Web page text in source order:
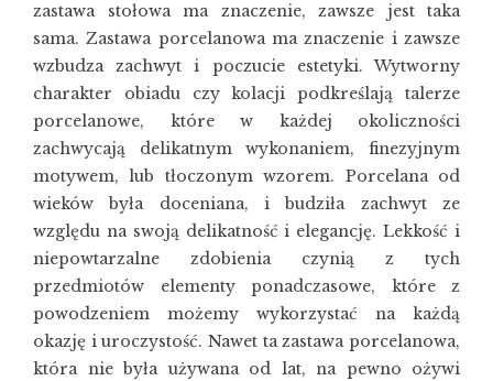
zastawa stołowa ma znaczenie, zawsze jest taka
sama. Zastawa porcelanowa ma znaczenie i zawsze
wzbudza zachwyt i poczucie estetyki. Wytworny
charakter obiadu czy kolacji podkreślają talerze
porcelanowe, które w każdej okoliczności
zachwycają delikatnym wykonaniem, finezyjnym
motywem, lub tłoczonym wzorem. Porcelana od
wieków była doceniana, i budziła zachwyt ze
względu na swoją delikatność i elegancję. Lekkość i
niepowtarzalne zdobienia czynią z tych
przedmiotów elementy ponadczasowe, które z
powodzeniem możemy wykorzystać na każdą
okazję i uroczystość. Nawet ta zastawa porcelanowa,
która nie była używana od lat, na pewno ożywi